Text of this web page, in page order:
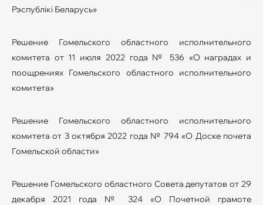
Рэспублiкi Беларусь»
Решение Гомельского областного исполнительного
комитета от 11 июля 2022 года № 536 «О наградах и
поощрениях Гомельского областного исполнительного
комитета»
Решение Гомельского областного исполнительного
комитета от 3 октября 2022 года № 794 «О Доске почета
Гомельской области»
Решение Гомельского областного Совета депутатов от 29
декабря 2021 года № 324 «О Почетной грамоте